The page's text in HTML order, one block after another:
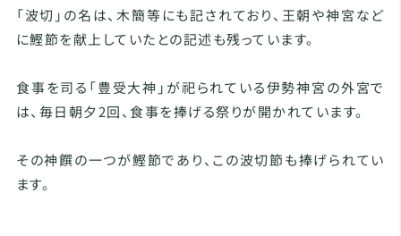
「波切」の名は、木簡等にも記されており、王朝や神宮など
に鰹節を献上していたとの記述も残っています。
食事を司る「豊受大神」が祀られている伊勢神宮の外宮で
は、毎日朝夕2回、食事を捧げる祭りが開かれています。
その神饌の一つが鰹節であり、この波切節も捧げられてい
ます。